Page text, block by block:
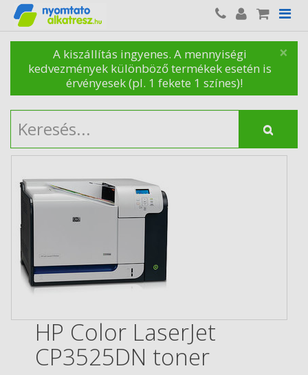
×
A kiszállítás ingyenes. A mennyiségi
kedvezmények különböző termékek esetén is
érvényesek (pl. 1 fekete 1 színes)!
HP Color LaserJet
CP3525DN toner